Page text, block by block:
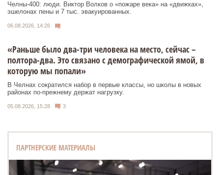
Челны-400: люди. Виктор Волков о «пожаре века» на «движках»,
эшелонах пены и 7 тыс. эвакуированных.
06.08.2026, 14:26
«Раньше было два-три человека на место, сейчас –
полтора-два. Это связано с демографической ямой, в
которую мы попали»
В Челнах сократился набор в первые классы, но школы в новых
районах по-прежнему держат нагрузку.
05.08.2026, 15:28 3
ПАРТНЕРСКИЕ МАТЕРИАЛЫ